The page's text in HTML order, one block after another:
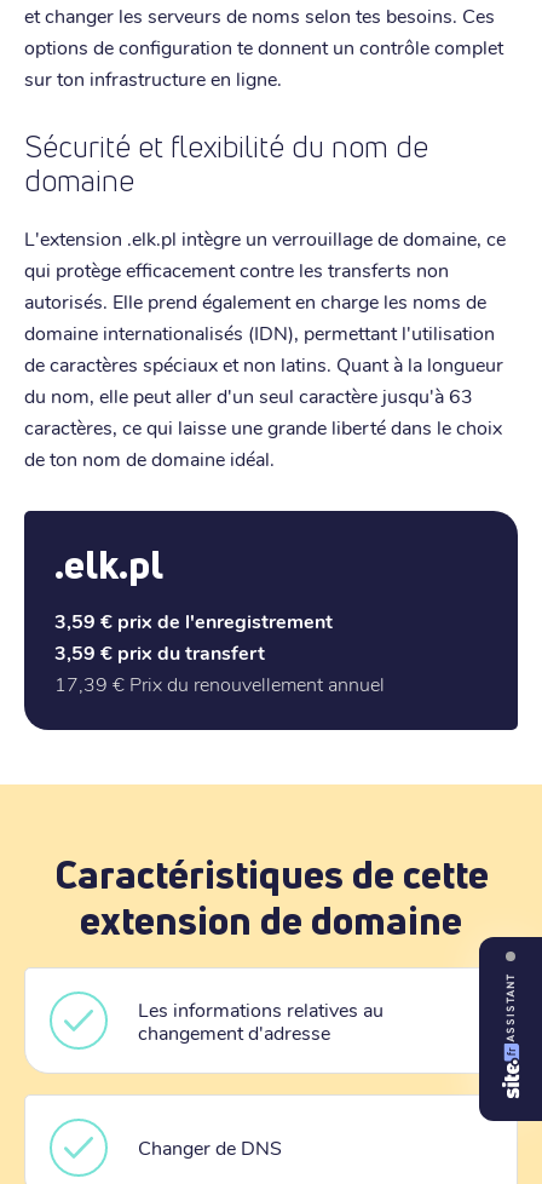
et changer les serveurs de noms selon tes besoins. Ces
options de configuration te donnent un contrôle complet
sur ton infrastructure en ligne.
Sécurité et flexibilité du nom de
domaine
L'extension .elk.pl intègre un verrouillage de domaine, ce
qui protège efficacement contre les transferts non
autorisés. Elle prend également en charge les noms de
domaine internationalisés (IDN), permettant l'utilisation
de caractères spéciaux et non latins. Quant à la longueur
du nom, elle peut aller d'un seul caractère jusqu'à 63
caractères, ce qui laisse une grande liberté dans le choix
de ton nom de domaine idéal.
.elk.pl
3,59 € prix de l'enregistrement
3,59 € prix du transfert
17,39 € Prix du renouvellement annuel
Caractéristiques de cette
extension de domaine
Les informations relatives au
changement d'adresse
Changer de DNS
ASSISTANT